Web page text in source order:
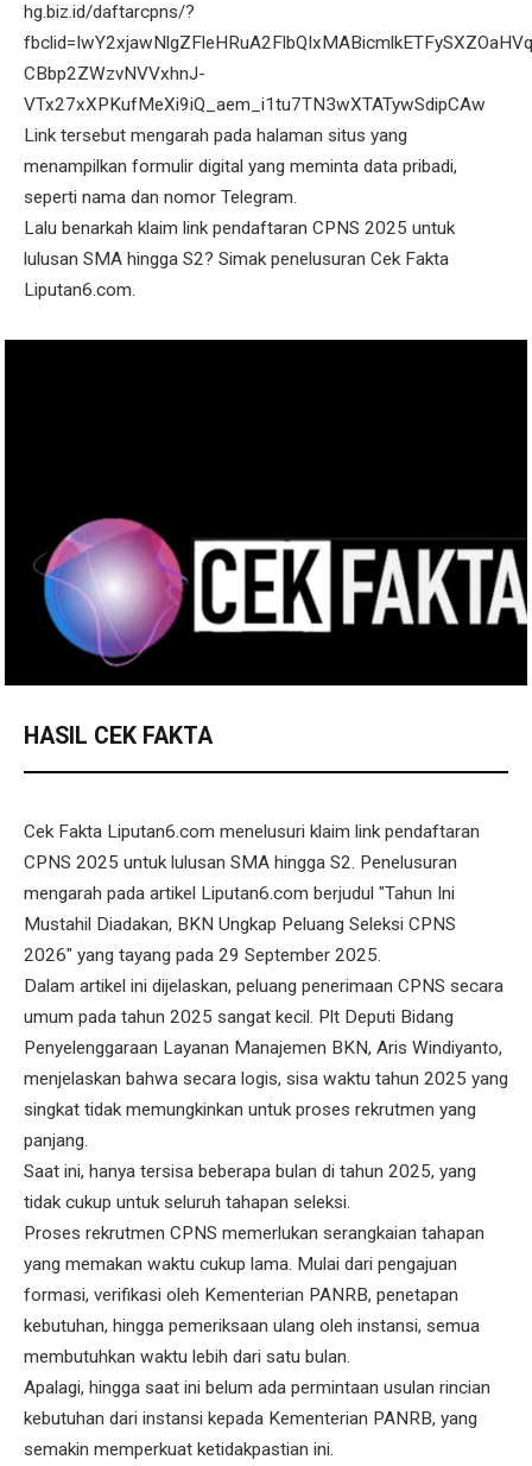
hg.biz.id/daftarcpns/?
CBbp2ZWzvNVVxhnJ-
VTx27xXPKufMeXi9iQ_aem_i1tu7TN3wXTATywSdipCAw
Link tersebut mengarah pada halaman situs yang
menampilkan formulir digital yang meminta data pribadi,
seperti nama dan nomor Telegram.
Lalu benarkah klaim link pendaftaran CPNS 2025 untuk
lulusan SMA hingga S2? Simak penelusuran Cek Fakta
Liputan6.com.
HASIL CEK FAKTA
Cek Fakta Liputan6.com menelusuri klaim link pendaftaran
CPNS 2025 untuk lulusan SMA hingga S2. Penelusuran
mengarah pada artikel Liputan6.com berjudul "Tahun Ini
Mustahil Diadakan, BKN Ungkap Peluang Seleksi CPNS
2026" yang tayang pada 29 September 2025.
Dalam artikel ini dijelaskan, peluang penerimaan CPNS secara
umum pada tahun 2025 sangat kecil. Plt Deputi Bidang
Penyelenggaraan Layanan Manajemen BKN, Aris Windiyanto,
menjelaskan bahwa secara logis, sisa waktu tahun 2025 yang
singkat tidak memungkinkan untuk proses rekrutmen yang
panjang.
Saat ini, hanya tersisa beberapa bulan di tahun 2025, yang
tidak cukup untuk seluruh tahapan seleksi.
Proses rekrutmen CPNS memerlukan serangkaian tahapan
yang memakan waktu cukup lama. Mulai dari pengajuan
formasi, verifikasi oleh Kementerian PANRB, penetapan
kebutuhan, hingga pemeriksaan ulang oleh instansi, semua
membutuhkan waktu lebih dari satu bulan.
Apalagi, hingga saat ini belum ada permintaan usulan rincian
kebutuhan dari instansi kepada Kementerian PANRB, yang
semakin memperkuat ketidakpastian ini.